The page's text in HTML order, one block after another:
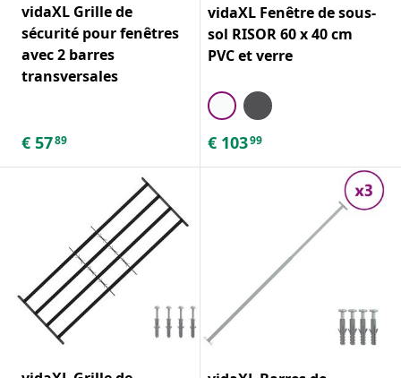
vidaXL Grille de
sécurité pour fenêtres
avec 2 barres
transversales
€ 5789
vidaXL Fenêtre de sous-
sol RISOR 60 x 40 cm
PVC et verre
€ 10399